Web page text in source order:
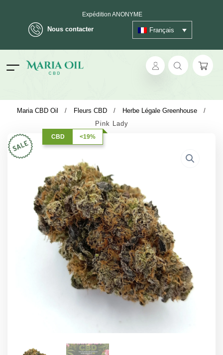
Nous contacter
Expédition ANONYME
Français
Maria CBD Oil / Fleurs CBD / Herbe Légale Greenhouse
/
Pink Lady
CBD <19%